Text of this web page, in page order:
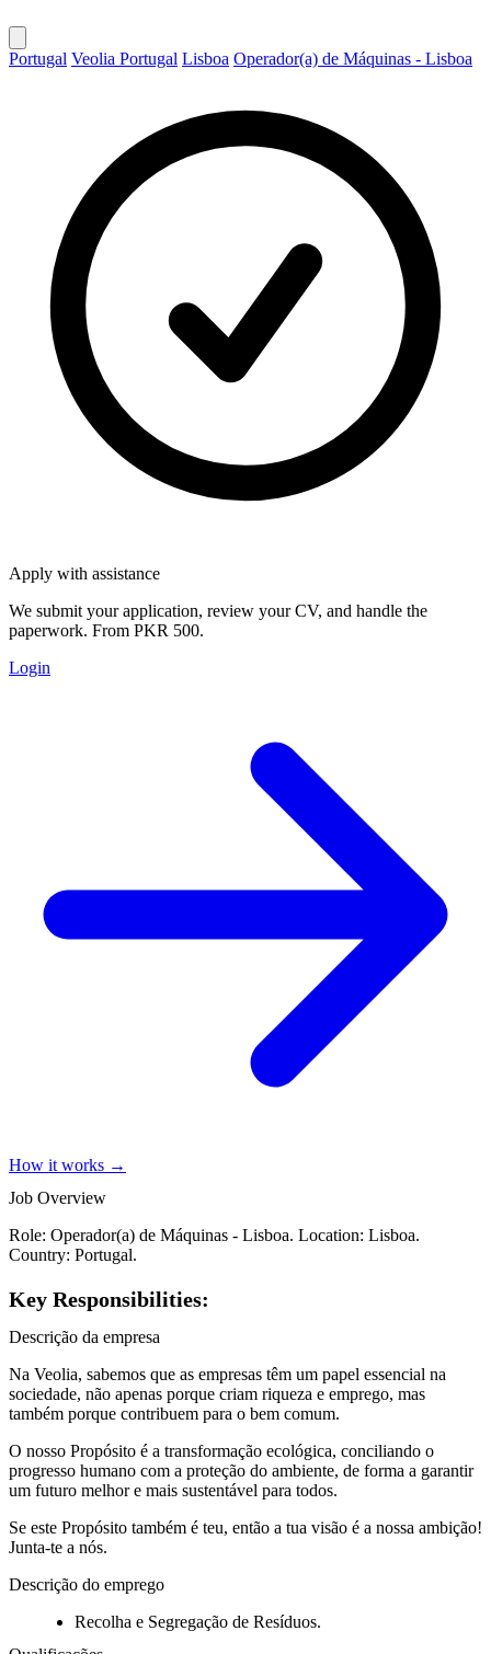
Portugal Veolia Portugal Lisboa Operador(a) de Máquinas - Lisboa
Apply with assistance
We submit your application, review your CV, and handle the
paperwork. From PKR 500.
Login
How it works →
Job Overview
Role: Operador(a) de Máquinas - Lisboa. Location: Lisboa.
Country: Portugal.
Key Responsibilities:
Descrição da empresa
Na Veolia, sabemos que as empresas têm um papel essencial na
sociedade, não apenas porque criam riqueza e emprego, mas
também porque contribuem para o bem comum.
O nosso Propósito é a transformação ecológica, conciliando o
progresso humano com a proteção do ambiente, de forma a garantir
um futuro melhor e mais sustentável para todos.
Se este Propósito também é teu, então a tua visão é a nossa ambição!
Junta-te a nós.
Descrição do emprego
Recolha e Segregação de Resíduos.